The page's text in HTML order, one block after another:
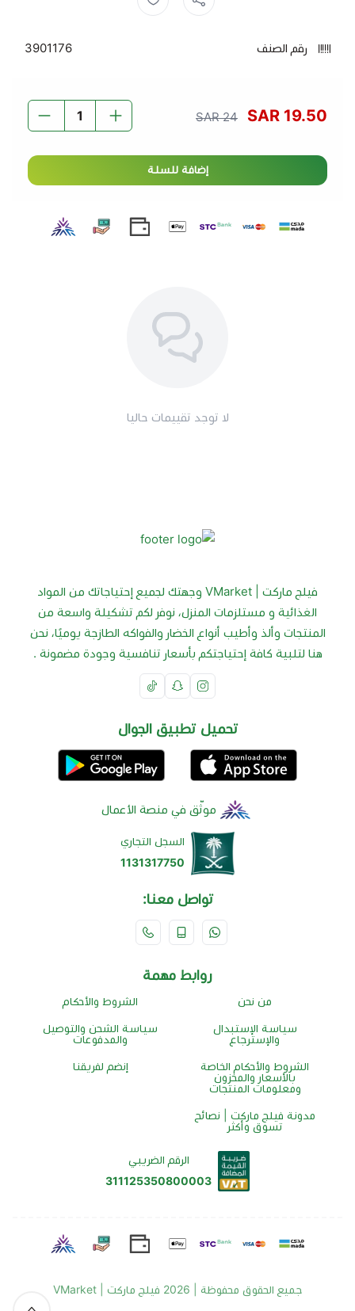
الفوائد:
يقوي الشعر من الجذور حتى الأطراف ويمنع التقصف
يناسب جميع أنواع الشعر ويمنحك شعراً صحيًا وأكثر
يوفر حماية للشعر ضد العوامل البيئية الضارة.
صحي، قوي، ولامع طوال اليوم.
رقم الصنف 3901176
19.50 SAR
24 SAR
إضافة للسلة
لا توجد تقييمات حاليا
فيلج ماركت | VMarket وجهتك لجميع إحتياجاتك من المواد
الغذائية و مستلزمات المنزل، نوفر لكم تشكيلة واسعة من
المنتجات وألذ وأطيب أنواع الخضار والفواكه الطازجة يوميًا، نحن
هنا لتلبية كافة إحتياجتكم بأسعار تنافسية وجودة مضمونة .
تحميل تطبيق الجوال
موثّق في منصة الأعمال
السجل التجاري
1131317750
تواصل معنا:
روابط مهمة
من نحن الشروط والأحكام
سياسة الإستبدال
والإسترجاع
سياسة الشحن والتوصيل
والمدفوعات
الشروط والأحكام الخاصة
بالأسعار والمخزون
ومعلومات المنتجات
إنضم لفريقنا
مدونة فيلج ماركت | نصائح
تسوق وأكثر
الرقم الضريبي
311125350800003
جميع الحقوق محفوظة | 2026 فيلج ماركت | VMarket